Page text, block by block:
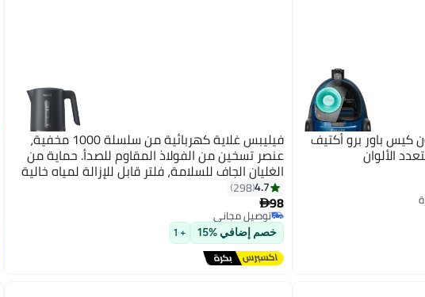
كيس باور برو أكتيف فيليبس غلاية كهربائية من سلسلة 1000 مخفية،
عنصر تسخين من الفولاذ المقاوم للصدأ. حماية من
الغليان الجاف للسلامة، فلتر قابل للإزالة لمياه خالية
من الترسبات ومشروبات مثالية، غلاية بدون سلك
التعبئة.
4.7
298
98توصيل مجاني
باقي 2 وحدات في المخزون
توصيل مجاني
خصم إضافي %15 + 1